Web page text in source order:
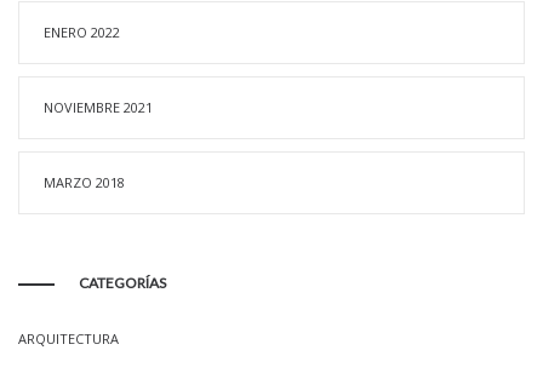
ENERO 2022
NOVIEMBRE 2021
MARZO 2018
CATEGORÍAS
ARQUITECTURA